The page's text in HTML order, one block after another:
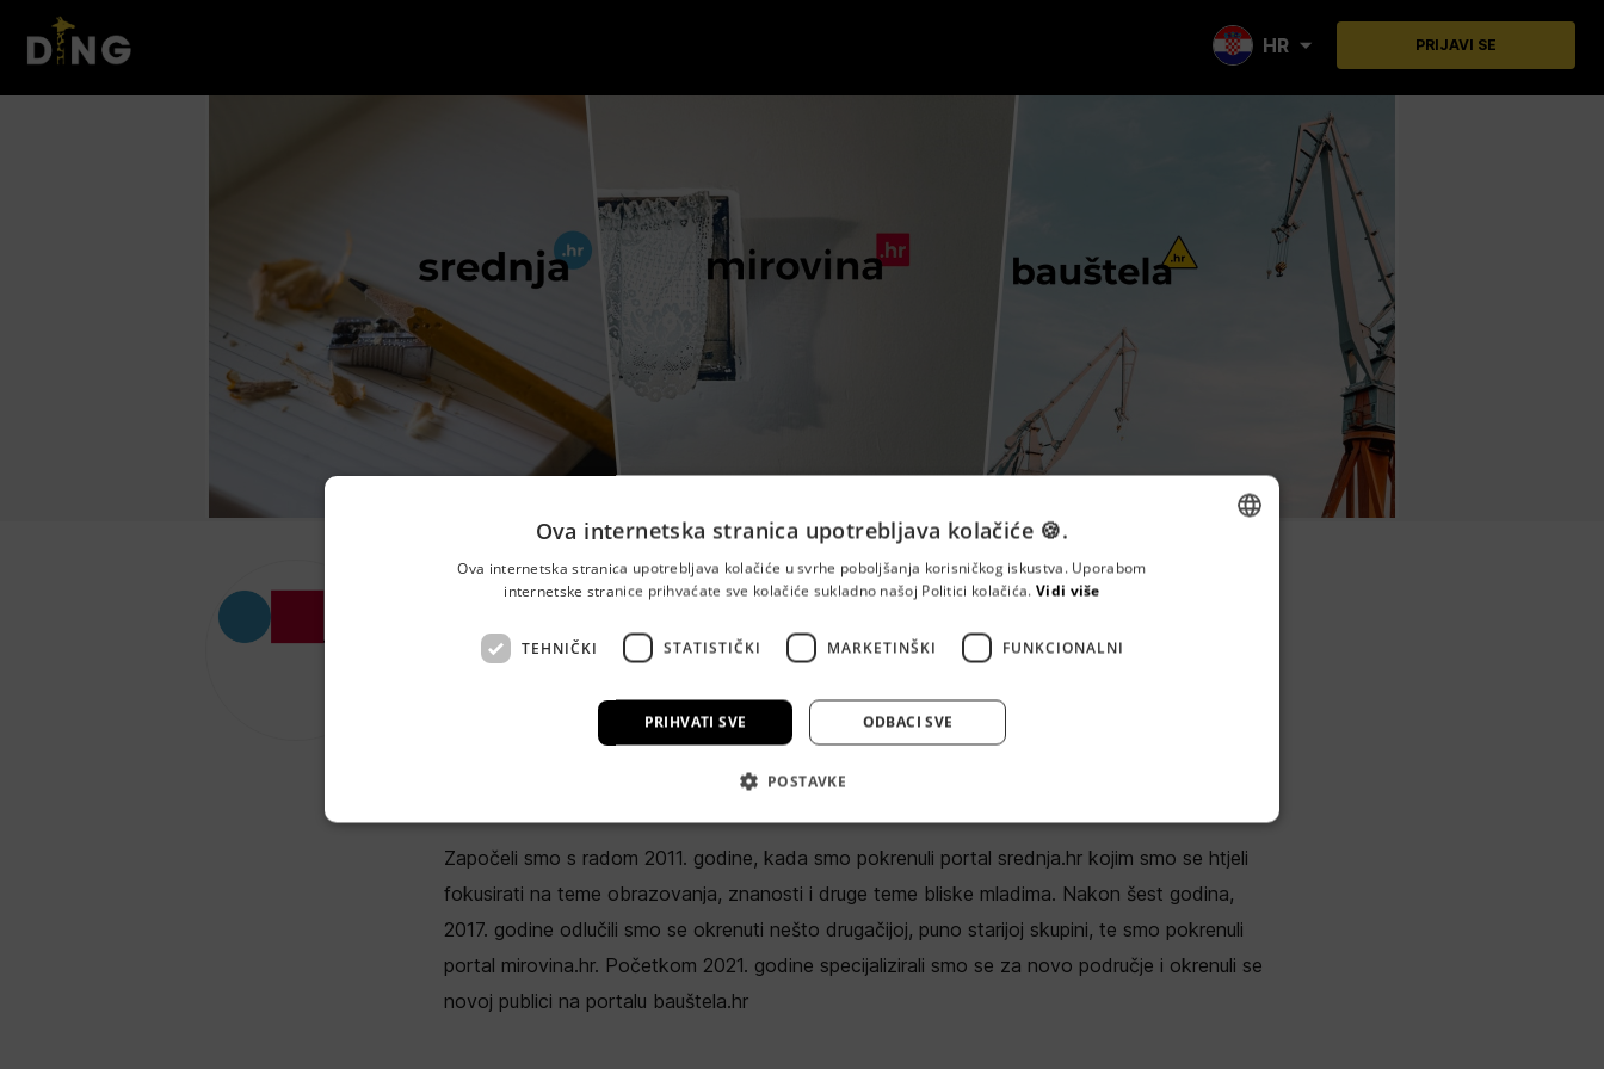
PRIJAVI SE
HR
Pametna kuća d.o.o.
Pametna kuća grupa nakladnička je kuća pod kojom objavljuju portali srednja.hr, mirovina.hr te
Započeli smo s radom 2011. godine, kada smo pokrenuli portal srednja.hr kojim smo se htjeli
fokusirati na teme obrazovanja, znanosti i druge teme bliske mladima. Nakon šest godina,
2017. godine odlučili smo se okrenuti nešto drugačijoj, puno starijoj skupini, te smo pokrenuli
portal mirovina.hr. Početkom 2021. godine specijalizirali smo se za novo područje i okrenuli se
novoj publici na portalu bauštela.hr
Ova internetska stranica upotrebljava kolačiće 🍪.
Ova internetska stranica upotrebljava kolačiće u svrhe poboljšanja korisničkog iskustva. Uporabom
internetske stranice prihvaćate sve kolačiće sukladno našoj Politici kolačića. Vidi više
TEHNIČKI STATISTIČKI MARKETINŠKI FUNKCIONALNI
PRIHVATI SVE ODBACI SVE
POSTAVKE